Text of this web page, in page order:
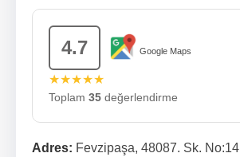
4.7 Google Maps
★★★★★
Toplam 35 değerlendirme
Adres: Fevzipaşa, 48087. Sk. No:14